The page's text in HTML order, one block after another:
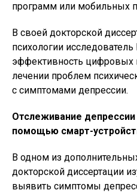
программ или мобильных
В своей докторской
психологии
эффективность цифровых
лечении проблем
с симптомами депрессии.
Отслеживание
помощью смарт-
В одном из
докторской диссертации
выявить симптомы